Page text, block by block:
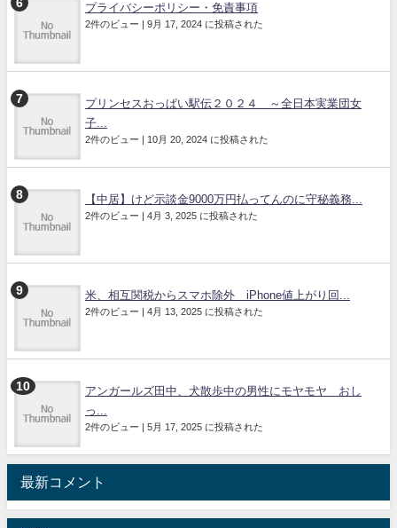
プライバシーポリシー・免責事項
2件のビュー 9月 17, 2024 に投稿された
プリンセスおっぱい駅伝２０２４ ～全日本実業団女
子...
2件のビュー 10月 20, 2024 に投稿された
【中居】けど示談金9000万円払ってんのに守秘義務...
2件のビュー 4月 3, 2025 に投稿された
米、相互関税からスマホ除外 iPhone値上がり回...
2件のビュー 4月 13, 2025 に投稿された
アンガールズ田中、犬散歩中の男性にモヤモヤ おし
っ...
2件のビュー 5月 17, 2025 に投稿された
最新コメント